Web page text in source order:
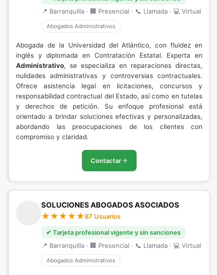
📍 Barranquilla · 🏢 Presencial · 📞 Llamada · 💻 Virtual
Abogados Administrativos
Abogada de la Universidad del Atlántico, con fluidez en
inglés y diplomada en Contratación Estatal. Experta en
Administrativo, se especializa en reparaciones directas,
nulidades administrativas y controversias contractuales.
Ofrece asistencia legal en licitaciones, concursos y
responsabilidad contractual del Estado, así como en tutelas
y derechos de petición. Su enfoque profesional está
orientado a brindar soluciones efectivas y personalizadas,
abordando las preocupaciones de los clientes con
compromiso y claridad.
Contactar
SOLUCIONES ABOGADOS ASOCIADOS
87 Usuarios
✔ Tarjeta profesional vigente y sin sanciones
📍 Barranquilla · 🏢 Presencial · 📞 Llamada · 💻 Virtual
Abogados Administrativos